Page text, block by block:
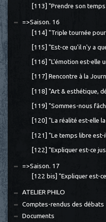
[113] "Prendre son
=>Saison. 16
[114] "Triple tournée
[115] "Est-ce qu'il n'y a
[116] "L'émotion est-elle
[117] Rencontre à la
[118] "Art & esthétique,
[119] "Sommes-nous
[120] "La réalité est-elle
[121] "Le temps libre est-
[122] "Expliquer est-ce
=>Saison. 17
[122 bis] "Expliquer est-
ATELIER PHILO
Comptes-rendus des débats
Documents